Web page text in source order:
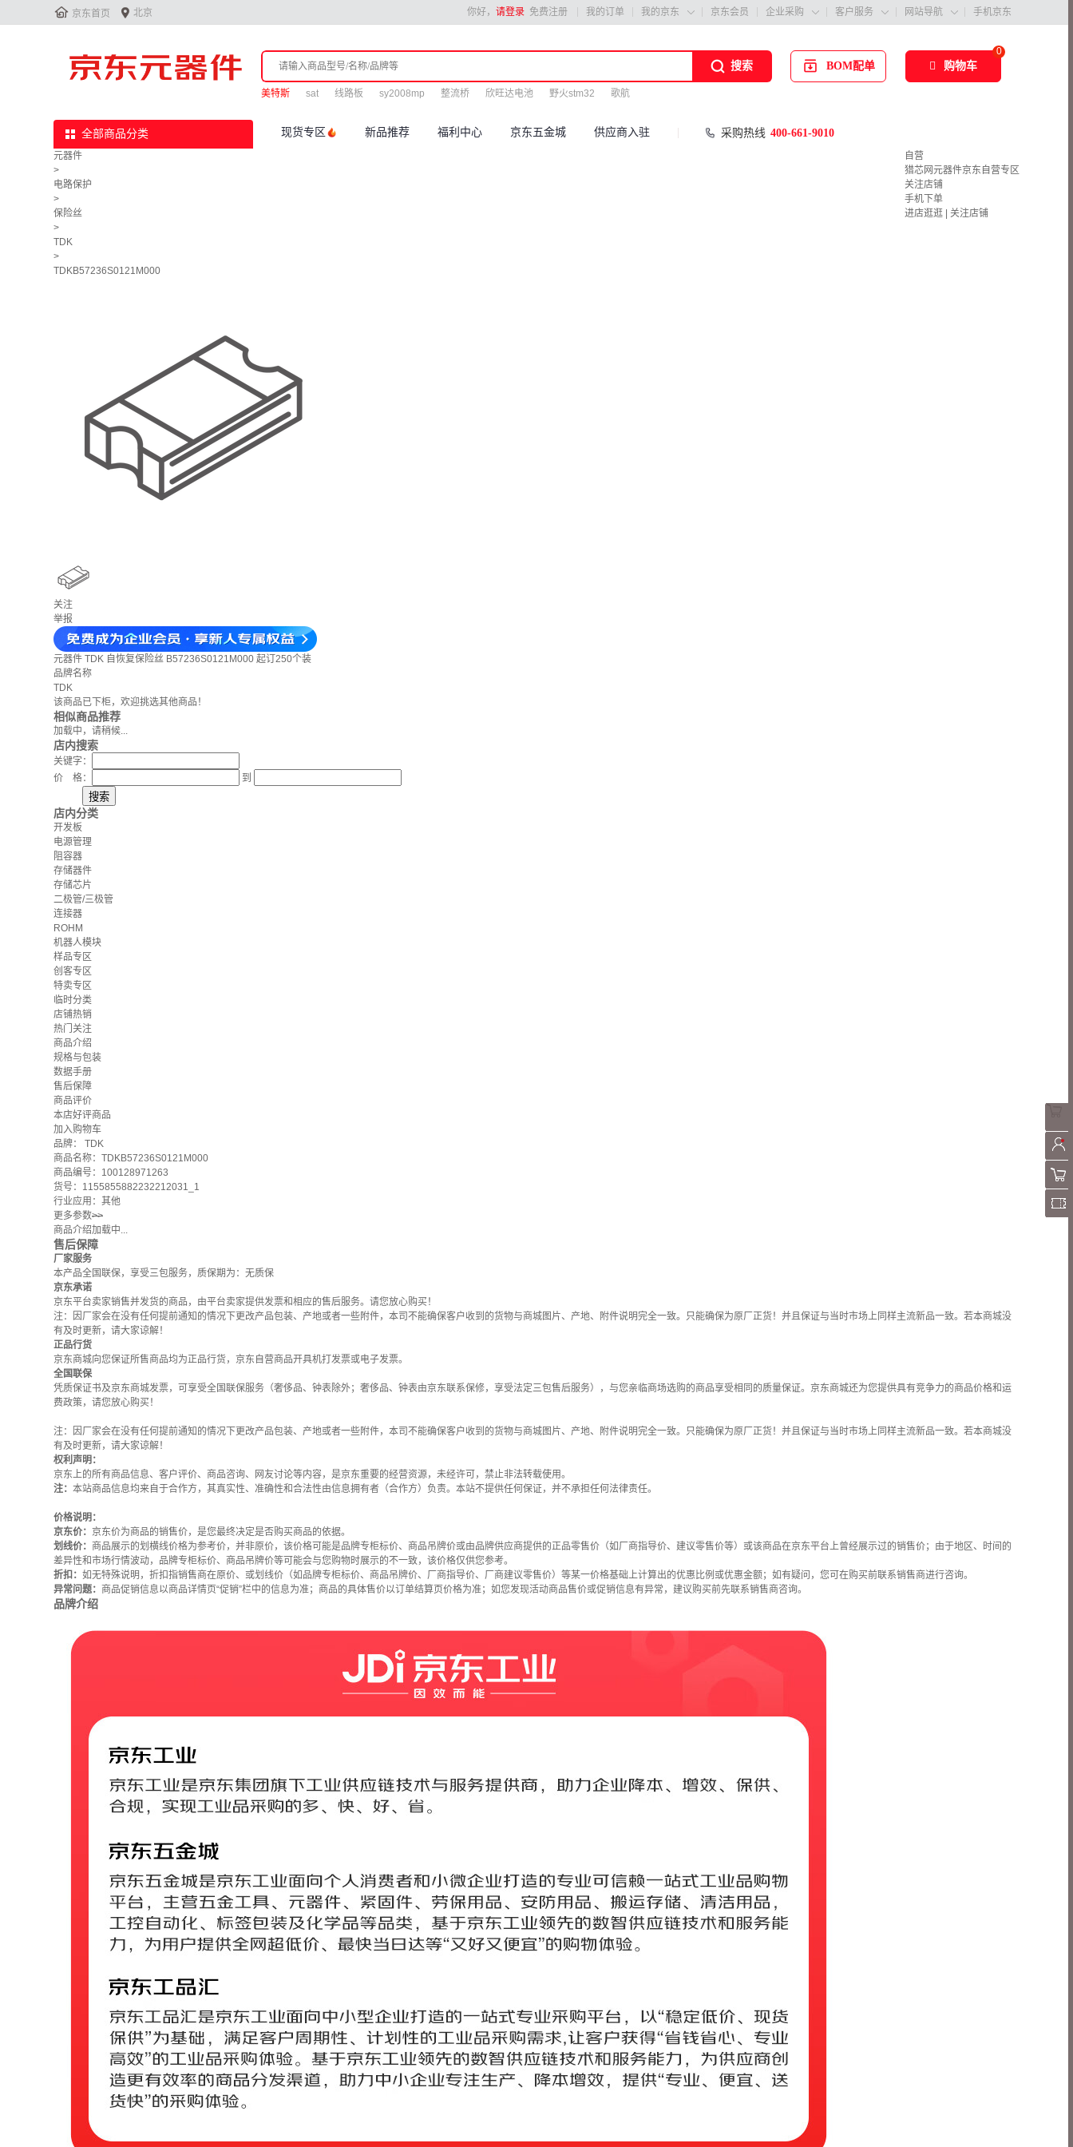
 京东首页  北京 你好， 请登录 免费注册 我的订单 我的京东  京东会员 企业采购  客户服务  网站导航  手机京东
搜索
美特斯 sat 线路板 sy2008mp 整流桥 欣旺达电池 野火stm32 歌航
BOM配单
0
购物车
全部商品分类 现货专区 新品推荐 福利中心 京东五金城 供应商入驻 采购热线 400-661-9010
元器件
>
电路保护
>
保险丝
>
TDK
>
TDKB57236S0121M000
自营
猎芯网元器件京东自营专区
关注店铺
手机下单
进店逛逛
关注店铺
关注
举报
元器件 TDK 自恢复保险丝 B57236S0121M000 起订250个装
品牌名称
TDK
该商品已下柜，欢迎挑选其他商品！
相似商品推荐
加载中，请稍候...
店内搜索
关键字：
价 格：
到
店内分类
开发板
电源管理
阻容器
存储器件
存储芯片
二极管/三极管
连接器
ROHM
机器人模块
样品专区
创客专区
特卖专区
临时分类
店铺热销
热门关注
商品介绍
规格与包装
数据手册
售后保障
商品评价
本店好评商品
加入购物车
品牌： TDK
商品名称：TDKB57236S0121M000
商品编号：100128971263
货号：1155855882232212031_1
行业应用：其他
更多参数>>
商品介绍加载中...
售后保障
厂家服务
本产品全国联保，享受三包服务，质保期为：无质保
京东承诺
京东平台卖家销售并发货的商品，由平台卖家提供发票和相应的售后服务。请您放心购买！
注：因厂家会在没有任何提前通知的情况下更改产品包装、产地或者一些附件，本司不能确保客户收到的货物与商城图片、产地、附件说明完全一致。只能确保为原厂正货！并且保证与当时市场上同样主流新品一致。若本商城没
有及时更新，请大家谅解！
正品行货
京东商城向您保证所售商品均为正品行货，京东自营商品开具机打发票或电子发票。
全国联保
凭质保证书及京东商城发票，可享受全国联保服务（奢侈品、钟表除外；奢侈品、钟表由京东联系保修，享受法定三包售后服务），与您亲临商场选购的商品享受相同的质量保证。京东商城还为您提供具有竞争力的商品价格和运
费政策，请您放心购买！
注：因厂家会在没有任何提前通知的情况下更改产品包装、产地或者一些附件，本司不能确保客户收到的货物与商城图片、产地、附件说明完全一致。只能确保为原厂正货！并且保证与当时市场上同样主流新品一致。若本商城没
有及时更新，请大家谅解！
权利声明：
京东上的所有商品信息、客户评价、商品咨询、网友讨论等内容，是京东重要的经营资源，未经许可，禁止非法转载使用。
注： 本站商品信息均来自于合作方，其真实性、准确性和合法性由信息拥有者（合作方）负责。本站不提供任何保证，并不承担任何法律责任。
价格说明：
京东价： 京东价为商品的销售价，是您最终决定是否购买商品的依据。
划线价： 商品展示的划横线价格为参考价，并非原价，该价格可能是品牌专柜标价、商品吊牌价或由品牌供应商提供的正品零售价（如厂商指导价、建议零售价等）或该商品在京东平台上曾经展示过的销售价；由于地区、时间的
差异性和市场行情波动，品牌专柜标价、商品吊牌价等可能会与您购物时展示的不一致，该价格仅供您参考。
折扣： 如无特殊说明，折扣指销售商在原价、或划线价（如品牌专柜标价、商品吊牌价、厂商指导价、厂商建议零售价）等某一价格基础上计算出的优惠比例或优惠金额；如有疑问，您可在购买前联系销售商进行咨询。
异常问题： 商品促销信息以商品详情页“促销”栏中的信息为准；商品的具体售价以订单结算页价格为准；如您发现活动商品售价或促销信息有异常，建议购买前先联系销售商咨询。
品牌介绍